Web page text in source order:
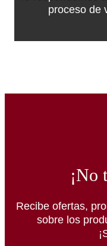
proceso de
¡No
Recibe ofertas,
sobre los